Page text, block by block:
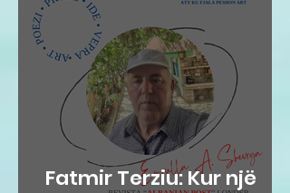
Fatmir Terziu: Kur një